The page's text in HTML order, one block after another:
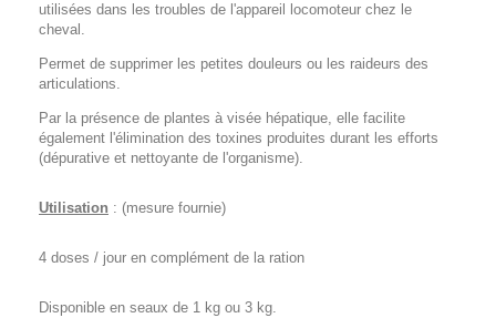
utilisées dans les troubles de l'appareil locomoteur chez le
cheval.
Permet de supprimer les petites douleurs ou les raideurs des
articulations.
Par la présence de plantes à visée hépatique, elle facilite
également l'élimination des toxines produites durant les efforts
(dépurative et nettoyante de l'organisme).
Utilisation : (mesure fournie)
4 doses / jour en complément de la ration
Disponible en seaux de 1 kg ou 3 kg.